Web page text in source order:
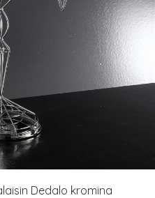
Dedalo kromina